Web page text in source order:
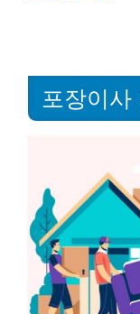
포장이사